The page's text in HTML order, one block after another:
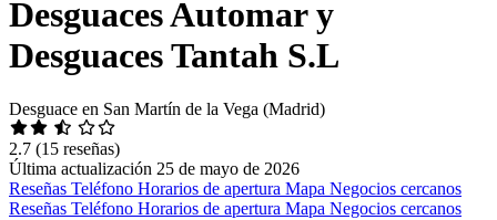
Desguaces Automar y
Desguaces Tantah S.L
Desguace en San Martín de la Vega (Madrid)
2.7 (15 reseñas)
Última actualización 25 de mayo de 2026
Reseñas Teléfono Horarios de apertura Mapa Negocios cercanos
Reseñas Teléfono Horarios de apertura Mapa Negocios cercanos